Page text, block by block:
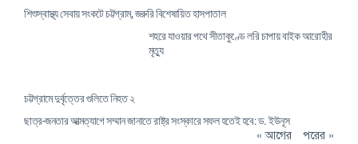
শিশুস্বাস্থ্য সেবায় সংকটে চট্টগ্রাম, জরুরি বিশেষায়িত হাসপাতাল
শহরে যাওয়ার পথে সীতাকুণ্ডে লরি চাপায় বাইক আরোহীর
মৃত্যু
চট্টগ্রামে দুর্বৃত্তের গুলিতে নিহত ২
ছাত্র-জনতার আত্মত্যাগে সম্মান জানাতে রাষ্ট্র সংস্কারে সফল হতেই হবে: ড. ইউনূস
« আগের পরের »